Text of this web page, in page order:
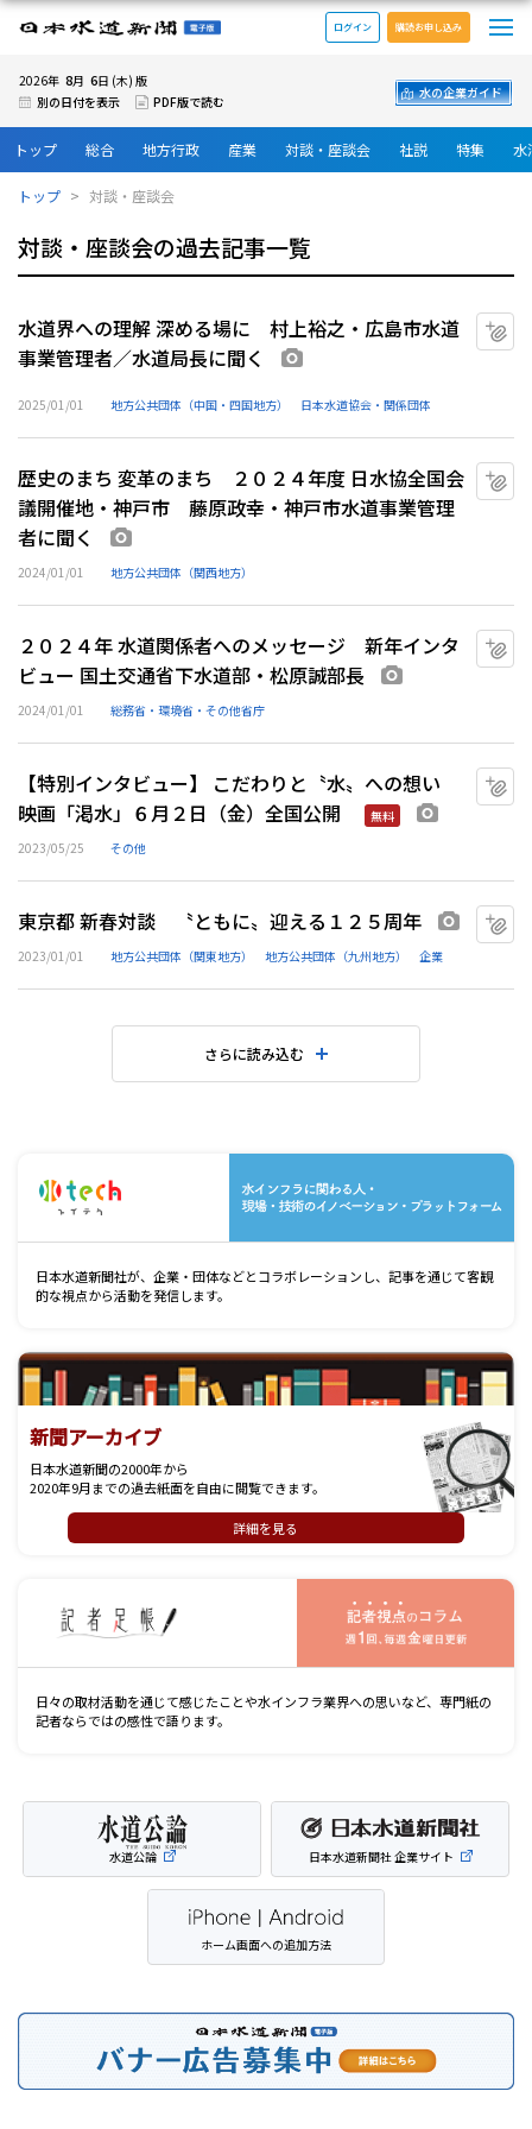
日本水道新聞 電子版
ログイン 購読お申し込み
2026年 8月 6日 (木) 版
別の日付を表示
PDF版で読む
水の企業ガイド
トップ 総合 地方行政 産業 対談・座談会 社説 特集 水
トップ 対談・座談会
対談・座談会の過去記事一覧
水道界への理解 深める場に 村上裕之・広島市水道
事業管理者／水道局長に聞く
2025/01/01 地方公共団体（中国・四国地方） 日本水道協会・関係団体
歴史のまち 変革のまち ２０２４年度 日水協全国会
議開催地・神戸市 藤原政幸・神戸市水道事業管理
者に聞く
2024/01/01 地方公共団体（関西地方）
２０２４年 水道関係者へのメッセージ 新年インタ
ビュー 国土交通省下水道部・松原誠部長
2024/01/01 総務省・環境省・その他省庁
【特別インタビュー】 こだわりと〝水〟への想い
映画「渇水」６月２日（金）全国公開
無料 画像あり
2023/05/25 その他
東京都 新春対談 〝ともに〟迎える１２５周年 画像あり
2023/01/01 地方公共団体（関東地方） 地方公共団体（九州地方） 企業
さらに読み込む
日本水道新聞社が、企業・団体などとコラボレーションし、記事を通じて客観
的な視点から活動を発信します。
新聞アーカイブ
日本水道新聞の2000年から
2020年9月までの過去紙面を自由に閲覧できます。
詳細を見る
日々の取材活動を通じて感じたことや水インフラ業界への思いなど、専門紙の
記者ならではの感性で語ります。
水道公論 日本水道新聞社 企業サイト
ホーム画面への追加方法